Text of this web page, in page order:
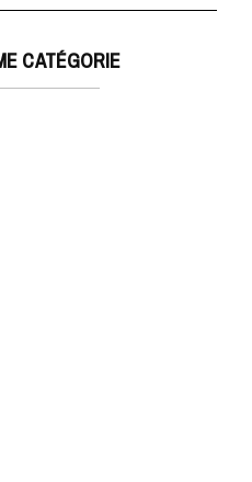
CATÉGORIE
apprécié pour ses textes